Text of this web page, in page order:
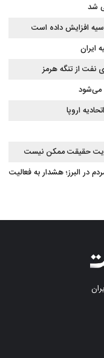
شد
افزایش داده است
ایران
نفت از تنگه هرمز
اروپا
حقیقت ممکن نیست
به مردم در البرز؛ هشدار به فعالیت